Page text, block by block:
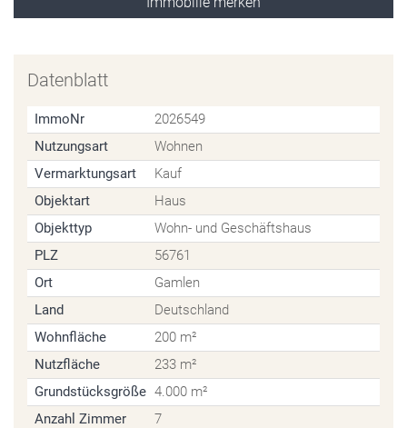
Datenblatt
ImmoNr
2026549
Nutzungsart
Wohnen
Vermarktungsart
Kauf
Objektart
Haus
Objekttyp
Wohn- und Geschäftshaus
PLZ
56761
Ort
Gamlen
Land
Deutschland
Wohnfläche
200 m²
Nutzfläche
233 m²
Grundstücksgröße 4.000 m²
Anzahl Zimmer
7